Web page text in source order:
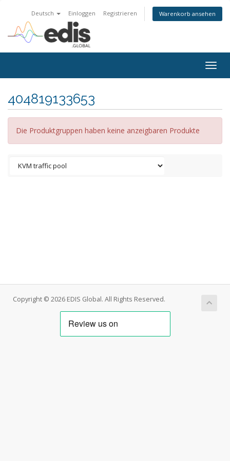
Deutsch Einloggen Registrieren Warenkorb ansehen
404819133653
Die Produktgruppen haben keine anzeigbaren Produkte
Copyright © 2026 EDIS Global. All Rights Reserved.